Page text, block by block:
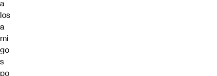
a
los
a
mi
go
s
po